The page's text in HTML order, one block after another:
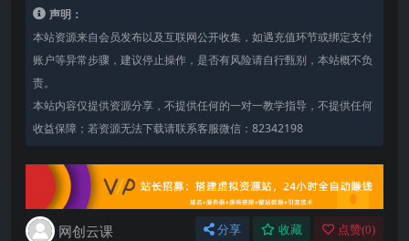
声明：
本站资源来自会员发布以及互联网公开收集，如遇充值环节或绑定支付
账户等异常步骤，建议停止操作，是否有风险请自行甄别，本站概不负
责。
本站内容仅提供资源分享，不提供任何的一对一教学指导，不提供任何
收益保障；若资源无法下载请联系客服微信：82342198
网创云课 分享 收藏 点赞(0)